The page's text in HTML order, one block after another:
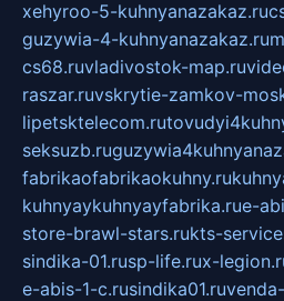
xehyroo-5-kuhnyanazakaz.ru
guzywia-4-kuhnyanazakaz.ru
cs68.ruvladivostok-map.ru
raszar.ruvskrytie-zamkov-
lipetsktelecom.ru
seksuzb.ru
fabrikaofabrikaokuhny.ru
kuhnyaykuhnyayfabrika.rue-
store-brawl-stars.rukts-
sindika-01.rusp-life.rux-
e-abis-1-c.rusindika01.ru